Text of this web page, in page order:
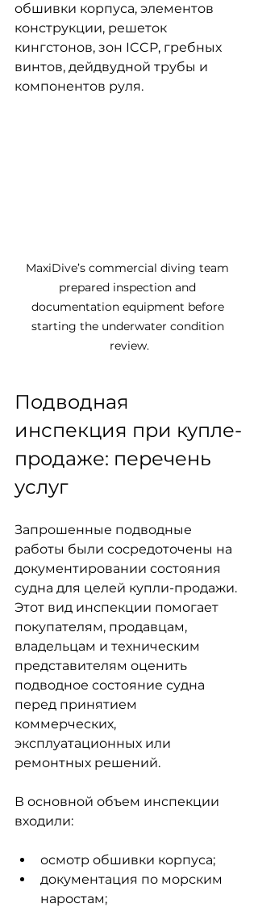
обшивки корпуса, элементов
конструкции, решеток
кингстонов, зон ICCP, гребных
винтов, дейдвудной трубы и
компонентов руля.
MaxiDive’s commercial diving team
prepared inspection and
documentation equipment before
starting the underwater condition
review.
Подводная
инспекция при купле-
продаже: перечень
услуг
Запрошенные подводные
работы были сосредоточены на
документировании состояния
судна для целей купли-продажи.
Этот вид инспекции помогает
покупателям, продавцам,
владельцам и техническим
представителям оценить
подводное состояние судна
перед принятием
коммерческих,
эксплуатационных или
ремонтных решений.
В основной объем инспекции
входили:
осмотр обшивки корпуса;
документация по морским
наростам;